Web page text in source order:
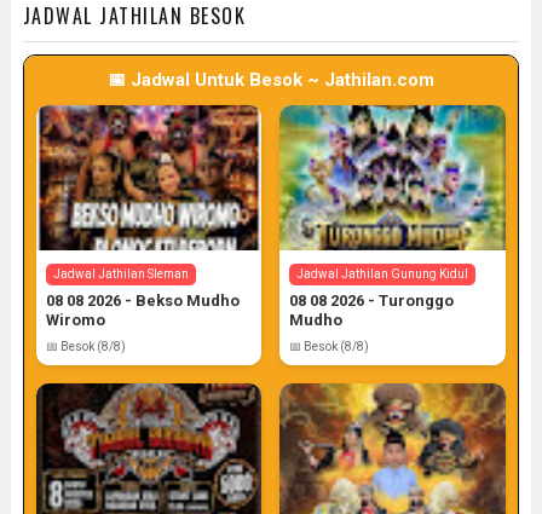
JADWAL JATHILAN BESOK
📅 Jadwal Untuk Besok ~ Jathilan.com
Jadwal Jathilan Sleman
08 08 2026 - Bekso Mudho
Wiromo
📅 Besok (8/8)
Jadwal Jathilan Gunung Kidul
08 08 2026 - Turonggo
Mudho
📅 Besok (8/8)